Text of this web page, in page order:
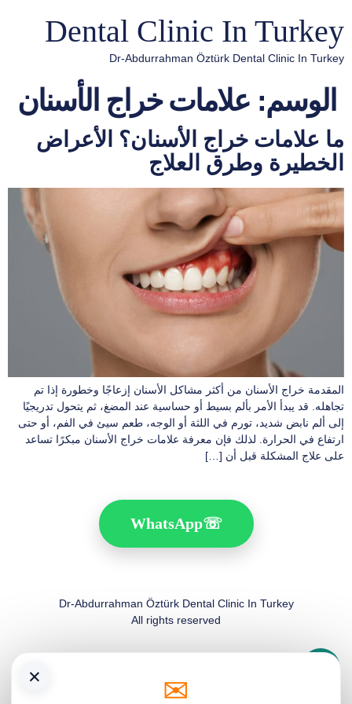
Dental Clinic In Turkey
Dr-Abdurrahman Öztürk Dental Clinic In Turkey
الوسم: علامات خراج الأسنان
ما علامات خراج الأسنان؟ الأعراض
الخطيرة وطرق العلاج
المقدمة خراج الأسنان من أكثر مشاكل الأسنان إزعاجًا وخطورة إذا تم
تجاهله. قد يبدأ الأمر بألم بسيط أو حساسية عند المضغ، ثم يتحول تدريجيًا
إلى ألم نابض شديد، تورم في اللثة أو الوجه، طعم سيئ في الفم، أو حتى
ارتفاع في الحرارة. لذلك فإن معرفة علامات خراج الأسنان مبكرًا تساعد
على علاج المشكلة قبل أن […]
☏
WhatsApp
Dr-Abdurrahman Öztürk Dental Clinic In Turkey
All rights reserved
× ✉